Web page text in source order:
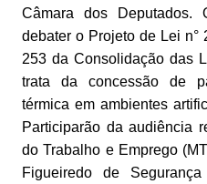
Câmara dos
debater o Projeto de Lei n°
253 da Consolidação das
trata da concessão de
térmica em ambientes
Participarão da audiência
do Trabalho e Emprego
Figueiredo de